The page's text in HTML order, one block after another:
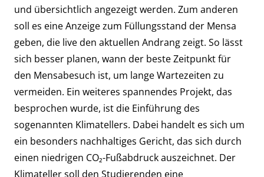
und übersichtlich angezeigt werden. Zum anderen
soll es eine Anzeige zum Füllungsstand der Mensa
geben, die live den aktuellen Andrang zeigt. So lässt
sich besser planen, wann der beste Zeitpunkt für
den Mensabesuch ist, um lange Wartezeiten zu
vermeiden. Ein weiteres spannendes Projekt, das
besprochen wurde, ist die Einführung des
sogenannten Klimatellers. Dabei handelt es sich um
ein besonders nachhaltiges Gericht, das sich durch
einen niedrigen CO₂-Fußabdruck auszeichnet. Der
Klimateller soll den Studierenden eine